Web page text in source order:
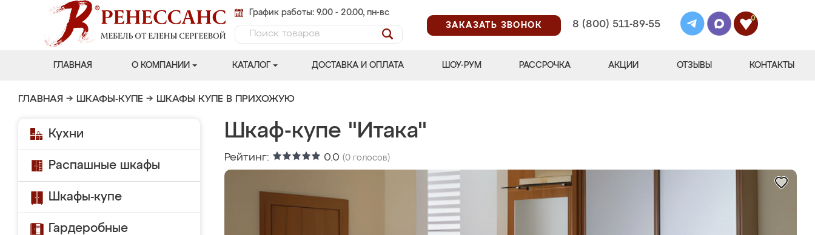
График работы: 9.00 - 20.00, пн-вс
ЗАКАЗАТЬ ЗВОНОК
8 (800) 511-89-55
0
ГЛАВНАЯ О КОМПАНИИ КАТАЛОГ ДОСТАВКА И ОПЛАТА ШОУ-РУМ РАССРОЧКА АКЦИИ ОТЗЫВЫ КОНТАКТЫ
ГЛАВНАЯ → ШКАФЫ-КУПЕ → ШКАФЫ КУПЕ В ПРИХОЖУЮ
Кухни
Распашные шкафы
Шкафы-купе
Гардеробные
Шкаф-купе "Итака"
Рейтинг: 0.0 (0 голосов)